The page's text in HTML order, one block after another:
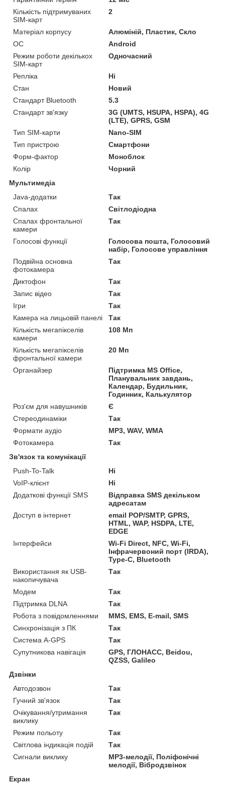
Кількість підтримуваних
SIM-карт
2
Матеріал корпусу
Алюміній, Пластик, Скло
ОС
Android
Режим роботи декількох
SIM-карт
Одночасний
Репліка
Ні
Стан
Новий
Стандарт Bluetooth
5.3
Стандарт зв'язку
3G (UMTS, HSUPA, HSPA), 4G
(LTE), GPRS, GSM
Тип SIM-карти
Nano-SIM
Тип пристрою
Смартфони
Форм-фактор
Моноблок
Колір
Чорний
Мультимедіа
Java-додатки
Так
Спалах
Світлодіодна
Спалах фронтальної
камери
Так
Голосові функції
Голосова пошта, Голосовий
набір, Голосове управління
Подвійна основна
фотокамера
Так
Диктофон
Так
Запис відео
Так
Ігри
Так
Камера на лицьовій панелі
Так
Кількість мегапікселів
камери
108 Мп
Кількість мегапікселів
фронтальної камери
20 Мп
Органайзер
Підтримка MS Office,
Планувальник завдань,
Календар, Будильник,
Годинник, Калькулятор
Роз'єм для навушників
Є
Стереодинаміки
Так
Формати аудіо
MP3, WAV, WMA
Фотокамера
Так
Зв'язок та комунікації
Push-To-Talk
Ні
VoIP-клієнт
Ні
Додаткові функції SMS
Відправка SMS декільком
адресатам
Доступ в інтернет
email POP/SMTP, GPRS,
HTML, WAP, HSDPA, LTE,
EDGE
Інтерфейси
Wi-Fi Direct, NFC, Wi-Fi,
Інфрачервоний порт (IRDA),
Type-C, Bluetooth
Використання як USB-
накопичувача
Так
Модем
Так
Підтримка DLNA
Так
Робота з повідомленнями
MMS, EMS, E-mail, SMS
Синхронізація з ПК
Так
Система A-GPS
Так
Супутникова навігація
GPS, ГЛОНАСС, Beidou,
QZSS, Galileo
Дзвінки
Автодозвон
Так
Гучний зв'язок
Так
Очікування/утримання
виклику
Так
Режим польоту
Так
Світлова індикація подій
Так
Сигнали виклику
MP3-мелодії, Поліфонічні
мелодії, Вібродзвінок
Екран